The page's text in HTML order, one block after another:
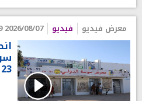
معرض فيديو فيديو 2026/08/07 20:19
23 أوت 2026